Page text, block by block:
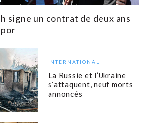
signe un contrat de deux ans
INTERNATIONAL
La Russie et l’Ukraine
s’attaquent, neuf morts
annoncés